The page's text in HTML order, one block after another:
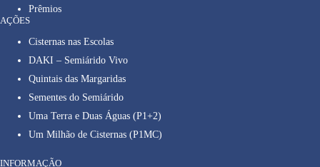
Prêmios
AÇÕES
Cisternas nas Escolas
DAKI – Semiárido Vivo
Quintais das Margaridas
Sementes do Semiárido
Uma Terra e Duas Águas (P1+2)
Um Milhão de Cisternas (P1MC)
INFORMAÇÃO